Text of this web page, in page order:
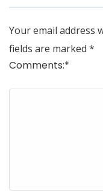
Your email address
fields are marked *
Comments:*